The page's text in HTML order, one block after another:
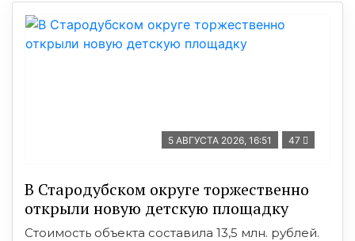
5 АВГУСТА 2026, 16:51 47
В Стародубском округе торжественно
открыли новую детскую площадку
Стоимость объекта составила 13,5 млн. рублей.